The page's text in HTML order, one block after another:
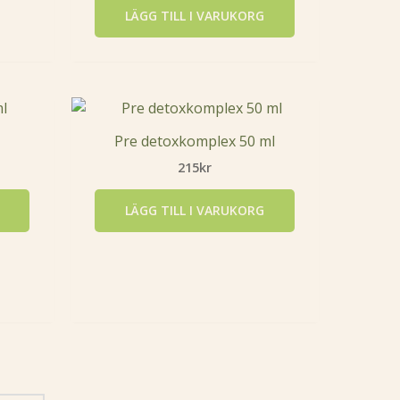
LÄGG TILL I VARUKORG
Pre detoxkomplex 50 ml
215kr
LÄGG TILL I VARUKORG